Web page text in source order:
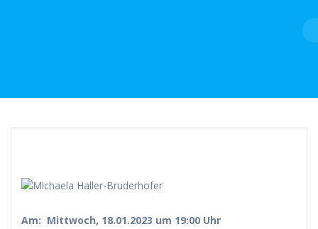
Am: Mittwoch, 18.01.2023 um 19:00 Uhr